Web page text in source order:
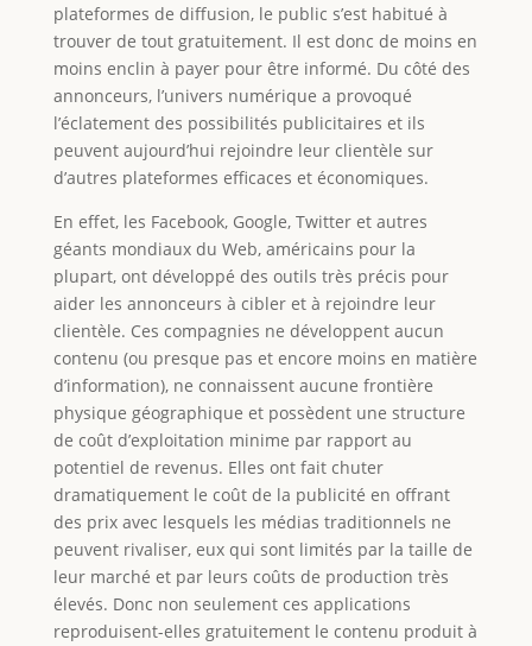
plateformes de diffusion, le public s’est habitué à
trouver de tout gratuitement. Il est donc de moins en
moins enclin à payer pour être informé. Du côté des
annonceurs, l’univers numérique a provoqué
l’éclatement des possibilités publicitaires et ils
peuvent aujourd’hui rejoindre leur clientèle sur
d’autres plateformes efficaces et économiques.
En effet, les Facebook, Google, Twitter et autres
géants mondiaux du Web, américains pour la
plupart, ont développé des outils très précis pour
aider les annonceurs à cibler et à rejoindre leur
clientèle. Ces compagnies ne développent aucun
contenu (ou presque pas et encore moins en matière
d’information), ne connaissent aucune frontière
physique géographique et possèdent une structure
de coût d’exploitation minime par rapport au
potentiel de revenus. Elles ont fait chuter
dramatiquement le coût de la publicité en offrant
des prix avec lesquels les médias traditionnels ne
peuvent rivaliser, eux qui sont limités par la taille de
leur marché et par leurs coûts de production très
élevés. Donc non seulement ces applications
reproduisent-elles gratuitement le contenu produit à